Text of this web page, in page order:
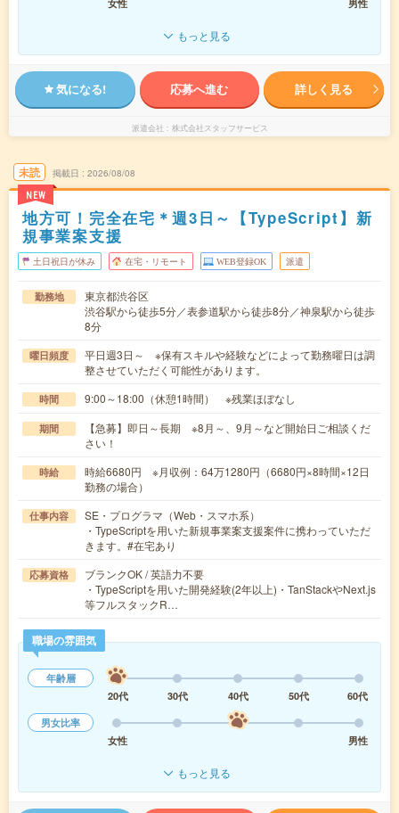
女性
男性
もっと見る
気になる! 応募へ進む 詳しく見る
派遣会社 株式会社スタッフサービス
未読
NEW
掲載日 2026/08/08
地方可！完全在宅＊週3日～【TypeScript】新
規事業案支援
土日祝日が休み 在宅・リモート WEB登録OK 派遣
勤務地
東京都渋谷区
渋谷駅から徒歩5分／表参道駅から徒歩8分／神泉駅から徒歩
8分
曜日頻度
平日週3日～ ※保有スキルや経験などによって勤務曜日は調
整させていただく可能性があります。
時間 9:00～18:00（休憩1時間） ※残業ほぼなし
期間
【急募】即日～長期 ※8月～、9月～など開始日ご相談くだ
さい！
時給
時給6680円 ※月収例：64万1280円（6680円×8時間×12日
勤務の場合）
仕事内容
SE・プログラマ（Web・スマホ系）
・TypeScriptを用いた新規事業案支援案件に携わっていただ
きます。#在宅あり
応募資格
ブランクOK / 英語力不要
・TypeScriptを用いた開発経験(2年以上)・TanStackやNext.js
等フルスタックR…
職場の雰囲気
年齢層
20代
30代 40代 50代
60代
男女比率
女性
男性
もっと見る